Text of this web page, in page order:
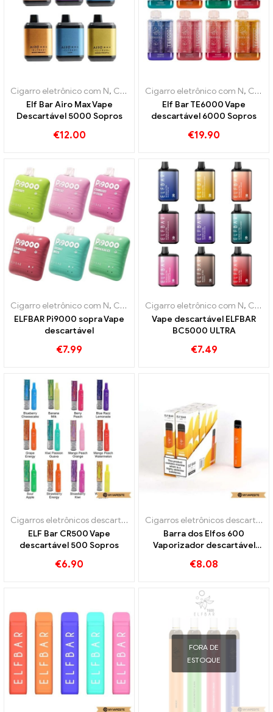
Cigarro eletrônico com N, Conjunto inicial de cigarro eletrônico ,
Elf Bar Airo Max Vape
Descartável 5000 Sopros
€12.00
Cigarro eletrônico com N, Cigarros eletrônicos descartáveis
Elf Bar TE6000 Vape
descartável 6000 Sopros
€19.90
Cigarro eletrônico com N, Cigarros eletrônicos descartáveis ,
ELFBAR Pi9000 sopra Vape
descartável
€7.99
Cigarro eletrônico com N, Cigarros eletrônicos descartáveis
Vape descartável ELFBAR
BC5000 ULTRA
€7.49
Cigarros eletrônicos descartáveis
ELF Bar CR500 Vape
descartável 500 Sopros
€6.90
Cigarros eletrônicos descartáveis
Barra dos Elfos 600
Vaporizador descartável
€8.08
FORA DE
ESTOQUE